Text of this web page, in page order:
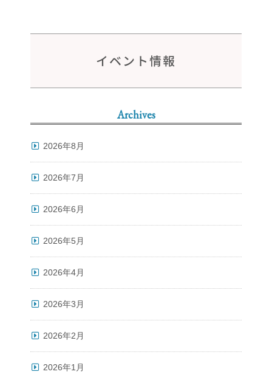
イベント情報
Archives
2026年8月
2026年7月
2026年6月
2026年5月
2026年4月
2026年3月
2026年2月
2026年1月